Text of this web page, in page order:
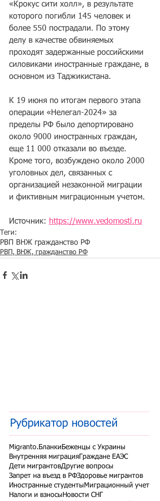
«Крокус сити холл», в результате
которого погибли 145 человек и
более 550 пострадали. По этому
делу в качестве обвиняемых
проходят задержанные российскими
силовиками иностранные граждане, в
основном из Таджикистана.
К 19 июня по итогам первого этапа
операции «Нелегал-2024» за
пределы РФ было депортировано
около 9000 иностранных граждан,
еще 11 000 отказали во въезде.
Кроме того, возбуждено около 2000
уголовных дел, связанных с
организацией незаконной миграции
и фиктивным миграционным учетом.
Источник: https://www.vedomosti.ru
Теги:
РВП ВНЖ гражданство РФ
РВП, ВНЖ, гражданство РФ
Рубрикатор новостей
Migranto.Бланки Беженцы с Украины
Внутренняя миграция Граждане ЕАЭС
Дети мигрантовДругие вопросы
Запрет на въезд в РФЗдоровье мигрантов
Иностранные студенты Миграционный учет
Налоги и взносы Новости СНГ